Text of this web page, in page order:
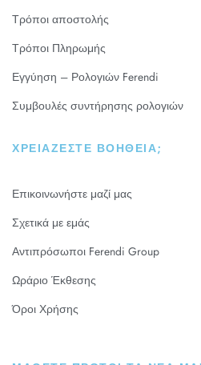
Τρόποι αποστολής
Τρόποι Πληρωμής
Εγγύηση – Ρολογιών Ferendi
Συμβουλές συντήρησης ρολογιών
ΧΡΕΙΆΖΕΣΤΕ ΒΟΉΘΕΙΑ;
Επικοινωνήστε μαζί μας
Σχετικά με εμάς
Αντιπρόσωποι Ferendi Group
Ωράριο Έκθεσης
Όροι Χρήσης